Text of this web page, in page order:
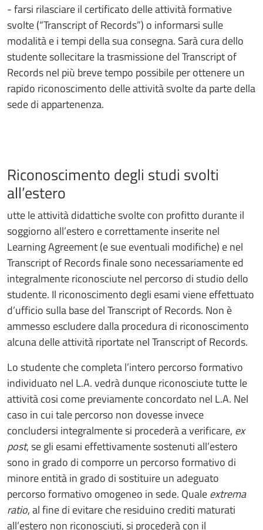
- farsi rilasciare il certificato delle attività formative
svolte (“Transcript of Records”) o informarsi sulle
modalità e i tempi della sua consegna. Sarà cura dello
studente sollecitare la trasmissione del Transcript of
Records nel più breve tempo possibile per ottenere un
rapido riconoscimento delle attività svolte da parte della
sede di appartenenza.
Riconoscimento degli studi svolti
all’estero
utte le attività didattiche svolte con profitto durante il
soggiorno all’estero e correttamente inserite nel
Learning Agreement (e sue eventuali modifiche) e nel
Transcript of Records finale sono necessariamente ed
integralmente riconosciute nel percorso di studio dello
studente. Il riconoscimento degli esami viene effettuato
d’ufficio sulla base del Transcript of Records. Non è
ammesso escludere dalla procedura di riconoscimento
alcuna delle attività riportate nel Transcript of Records.
Lo studente che completa l’intero percorso formativo
individuato nel L.A. vedrà dunque riconosciute tutte le
attività cosi come previamente concordato nel L.A. Nel
caso in cui tale percorso non dovesse invece
concludersi integralmente si procederà a verificare, ex
post, se gli esami effettivamente sostenuti all’estero
sono in grado di comporre un percorso formativo di
minore entità in grado di sostituire un adeguato
percorso formativo omogeneo in sede. Qualeextrema
ratio, al fine di evitare che residuino crediti maturati
all’estero non riconosciuti, si procederà con il